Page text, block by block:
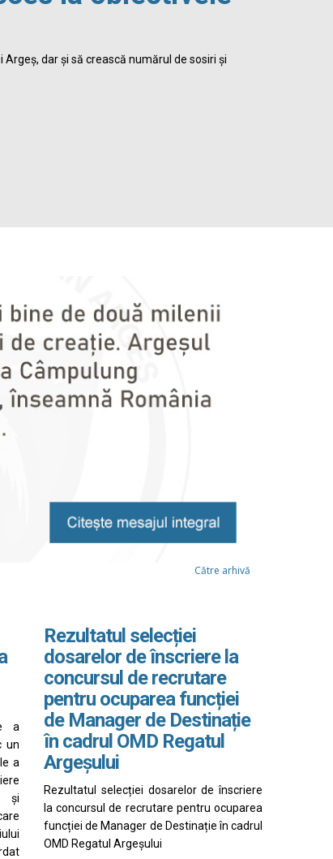
dar și să crească numărul de sosiri și
Către arhivă
a
un
a
și
Rezultatul selecției
dosarelor de înscriere la
concursul de recrutare
pentru ocuparea funcției
de Manager de Destinație
în cadrul OMD Regatul
Argeșului
Rezultatul selecției dosarelor de înscriere
la concursul de recrutare pentru ocuparea
funcției de Manager de Destinație în cadrul
OMD Regatul Argeșului